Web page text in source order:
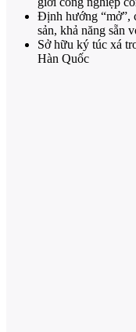
Định hướng “mở”,
sản, khả năng sẵn
Sở hữu ký túc xá
Hàn Quốc